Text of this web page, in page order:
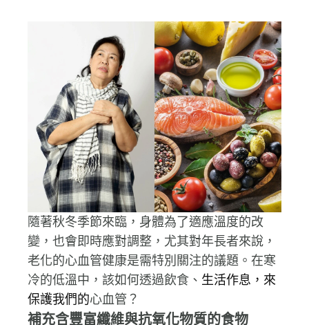
隨著秋冬季節來臨，身體為了適應溫度的改
變，也會即時應對調整，尤其對年長者來說，
老化的心血管健康是需特別關注的議題。在寒
冷的低溫中，該如何透過飲食、
保護我們的心血管？